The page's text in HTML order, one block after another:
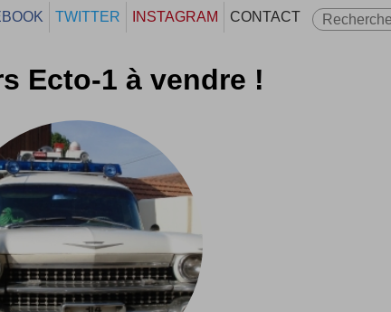
TWITTER INSTAGRAM CONTACT
Ecto-1 à vendre !